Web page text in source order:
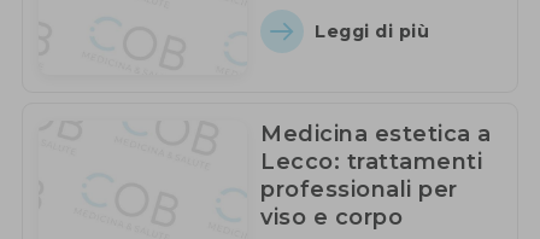
Leggi di più
Medicina estetica a
Lecco: trattamenti
professionali per
viso e corpo